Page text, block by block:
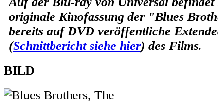
originale Kinofassung der "Blues
bereits auf DVD veröffentliche
(Schnittbericht siehe hier) des Films.
BILD